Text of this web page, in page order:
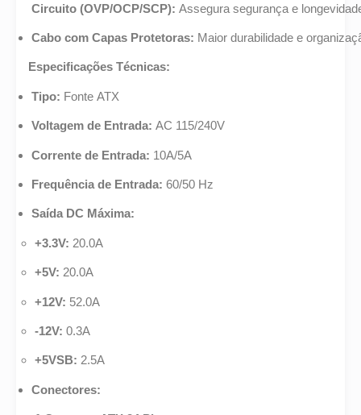
Circuito (OVP/OCP/SCP): Assegura segurança e
Cabo com Capas Protetoras: Maior durabilidade e
Especificações Técnicas:
Tipo: Fonte ATX
Voltagem de Entrada: AC 115/240V
Corrente de Entrada: 10A/5A
Frequência de Entrada: 60/50 Hz
Saída DC Máxima:
+3.3V: 20.0A
+5V: 20.0A
+12V: 52.0A
-12V: 0.3A
+5VSB: 2.5A
Conectores: